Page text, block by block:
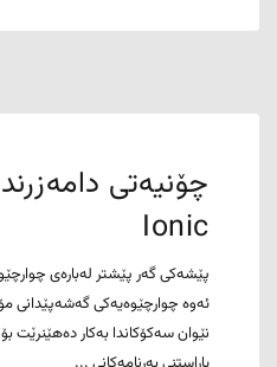
چۆنیەتی
Ionic
ئەوە چوارچێوەیەکی گەشەپێدانی
نێوان سەکۆکاندا بەکار دەهێنرێت